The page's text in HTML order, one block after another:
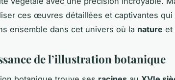
ces œuvres détaillées et captivantes qui
ensemble dans cet univers où la nature et
de l’illustration botanique